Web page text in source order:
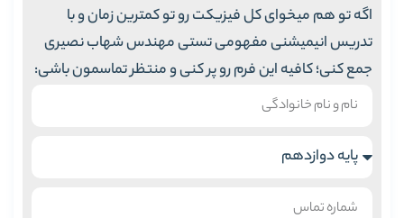
اگه تو هم میخوای کل فیزیکت رو تو کمترین زمان و با
تدریس انیمیشنی مفهومی تستی مهندس شهاب نصیری
جمع کنی؛ کافیه این فرم رو پر کنی و منتظر تماسمون باشی: